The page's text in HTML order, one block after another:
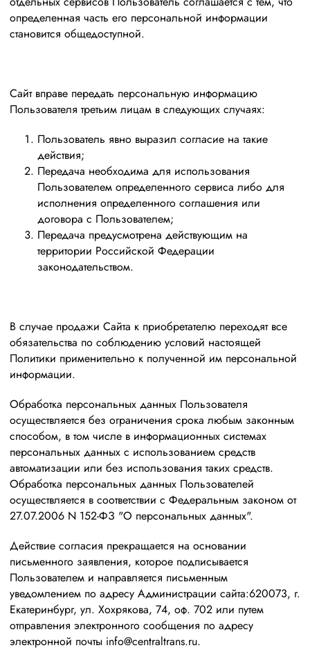
определенная часть его персональной информации
становится общедоступной.
Сайт вправе передать персональную информацию
Пользователя третьим лицам в следующих случаях:
Пользователь явно выразил согласие на такие
действия;
Передача необходима для использования
Пользователем определенного сервиса либо для
исполнения определенного соглашения или
договора с Пользователем;
Передача предусмотрена действующим на
территории Российской Федерации
законодательством.
В случае продажи Сайта к приобретателю переходят все
обязательства по соблюдению условий настоящей
Политики применительно к полученной им персональной
информации.
Обработка персональных данных Пользователя
осуществляется без ограничения срока любым законным
способом, в том числе в информационных системах
персональных данных с использованием средств
автоматизации или без использования таких средств.
Обработка персональных данных Пользователей
осуществляется в соответствии с Федеральным законом от
27.07.2006 N 152-ФЗ "О персональных данных".
Действие согласия прекращается на основании
письменного заявления, которое подписывается
Пользователем и направляется письменным
уведомлением по адресу Администрации сайта:620073, г.
Екатеринбург, ул. Хохрякова, 74, оф. 702 или путем
отправления электронного сообщения по адресу
электронной почты info@centraltrans.ru.